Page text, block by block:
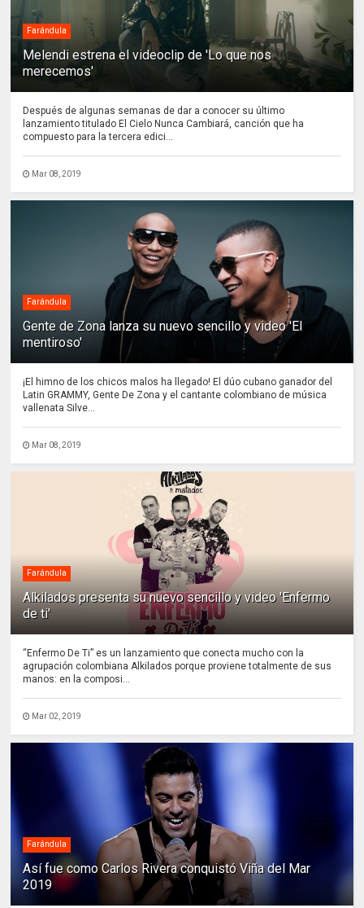
Farándula
Melendi estrena el videoclip de 'Lo que nos
merecemos'
Después de algunas semanas de dar a conocer su último
lanzamiento titulado El Cielo Nunca Cambiará, canción que ha
compuesto para la tercera edici...
Mar 08, 2019
Farándula
Gente de Zona lanza su nuevo sencillo y video 'El
mentiroso'
¡El himno de los chicos malos ha llegado! El dúo cubano ganador del
Latin GRAMMY, Gente De Zona y el cantante colombiano de música
vallenata Silve...
Mar 08, 2019
Farándula
Alkilados presenta su nuevo sencillo y video 'Enfermo
de ti'
“Enfermo De Ti” es un lanzamiento que conecta mucho con la
agrupación colombiana Alkilados porque proviene totalmente de sus
manos: en la composi...
Mar 02, 2019
Farándula
Así fue como Carlos Rivera conquistó Viña del Mar
2019